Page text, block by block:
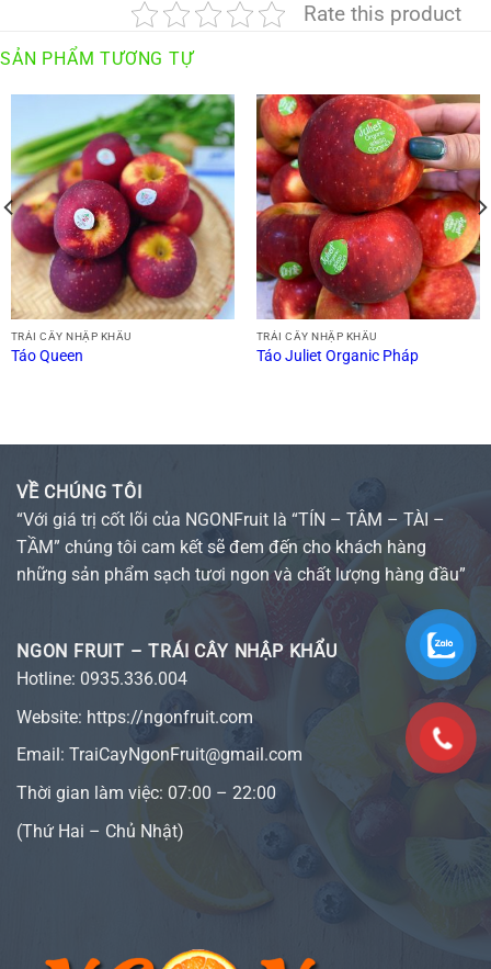
Rate this product
SẢN PHẨM TƯƠNG TỰ
TRÁI CÂY NHẬP KHẨU
Táo Queen
TRÁI CÂY NHẬP KHẨU
Táo Juliet Organic Pháp
VỀ CHÚNG TÔI
“Với giá trị cốt lõi của NGONFruit là “TÍN – TÂM – TÀI –
TẦM” chúng tôi cam kết sẽ đem đến cho khách hàng
những sản phẩm sạch tươi ngon và chất lượng hàng đầu”
NGON FRUIT – TRÁI CÂY NHẬP KHẨU
Hotline: 0935.336.004
Website: https://ngonfruit.com
Email: TraiCayNgonFruit@gmail.com
Thời gian làm việc: 07:00 – 22:00
(Thứ Hai – Chủ Nhật)